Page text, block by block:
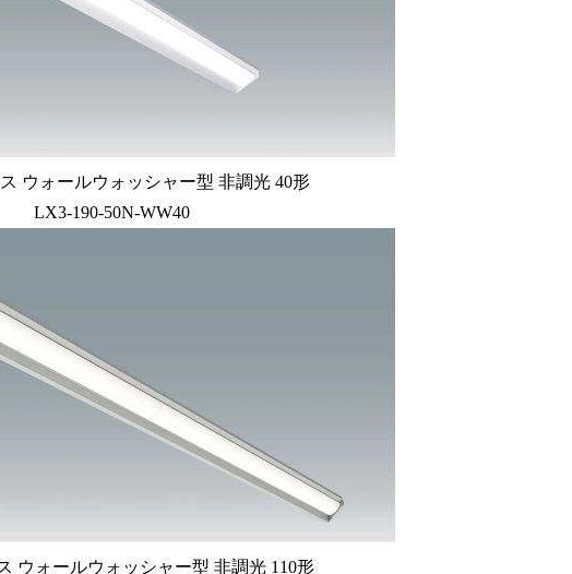
ウォールウォッシャー型 非調光 40形
LX3-190-50N-WW40
ウォールウォッシャー型 非調光 110形